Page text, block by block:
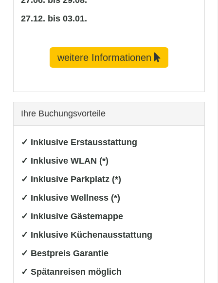
27.12. bis 03.01.
weitere Informationen
Ihre Buchungsvorteile
✓ Inklusive Erstausstattung
✓ Inklusive WLAN (*)
✓ Inklusive Parkplatz (*)
✓ Inklusive Wellness (*)
✓ Inklusive Gästemappe
✓ Inklusive Küchenausstattung
✓ Bestpreis Garantie
✓ Spätanreisen möglich